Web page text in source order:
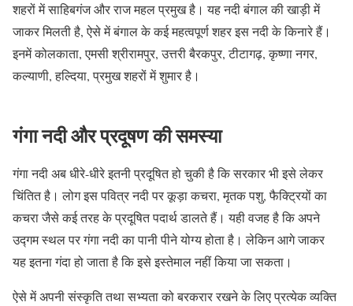
शहरों में साहिबगंज और राज महल प्रमुख है। यह नदी बंगाल की खाड़ी में
जाकर मिलती है, ऐसे में बंगाल के कई महत्वपूर्ण शहर इस नदी के किनारे हैं।
इनमें कोलकाता, एमसी श्रीरामपुर, उत्तरी बैरकपुर, टीटागढ़, कृष्णा नगर,
कल्याणी, हल्दिया, प्रमुख शहरों में शुमार है।
गंगा नदी और प्रदूषण की समस्या
गंगा नदी अब धीरे-धीरे इतनी प्रदूषित हो चुकी है कि सरकार भी इसे लेकर
चिंतित है। लोग इस पवित्र नदी पर कूड़ा कचरा, मृतक पशु, फैक्ट्रियों का
कचरा जैसे कई तरह के प्रदूषित पदार्थ डालते हैं। यही वजह है कि अपने
उद्गम स्थल पर गंगा नदी का पानी पीने योग्य होता है। लेकिन आगे जाकर
यह इतना गंदा हो जाता है कि इसे इस्तेमाल नहीं किया जा सकता।
ऐसे में अपनी संस्कृति तथा सभ्यता को बरकरार रखने के लिए प्रत्येक व्यक्ति